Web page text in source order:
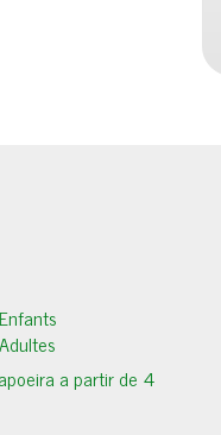
a partir de 4